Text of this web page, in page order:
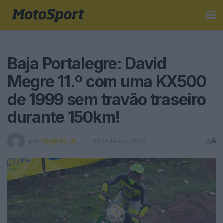
Baja Portalegre: David
Megre 11.º com uma KX500
de 1999 sem travão traseiro
durante 150km!
por Jorge Ró Jr. 30 Outubro, 2023 AA